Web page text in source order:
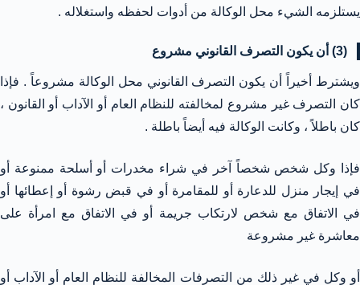
يستلزمه الشيء محل الوكالة من أدوات لحفظه واستغلاله .
(3) أن يكون التصرف القانوني مشروع
ويشترط أخيراً أن يكون التصرف القانوني محل الوكالة مشروعاً . فإذا
كان التصرف غير مشروع لمخالفته للنظام العام أو الآداب أو القانون ،
كان باطلاً ، وكانت الوكالة فيه أيضاً باطلة .
فإذا وكل شخص شخصاً آخر في شراء مخدرات أو أسلحة ممنوعة أو
في إيجار منزل للدعارة أو للمقامرة أو في قبض رشوة أو إعطائها أو
في الاتفاق مع شخص لارتكاب جريمة أو في الاتفاق مع امرأة على
معاشرة غير مشروعة
أو وكل في غير ذلك من التصرفات المخالفة للنظام العام أو الآداب أو